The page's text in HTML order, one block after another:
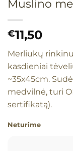
Muslino
€11,50
Merliukų
kasdieniai
~35x45cm.
medvilnė, turi
sertifikatą).
Neturime